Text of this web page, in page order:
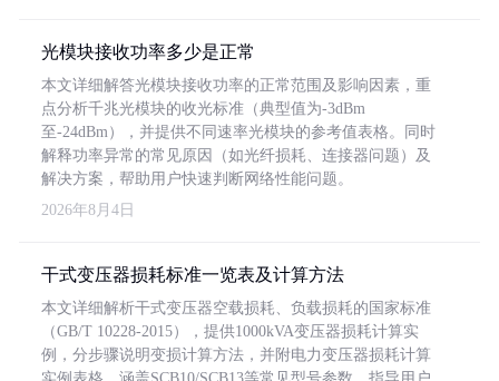
光模块接收功率多少是正常
本文详细解答光模块接收功率的正常范围及影响因素，重
点分析千兆光模块的收光标准（典型值为-3dBm
至-24dBm），并提供不同速率光模块的参考值表格。同时
解释功率异常的常见原因（如光纤损耗、连接器问题）及
解决方案，帮助用户快速判断网络性能问题。
2026年8月4日
干式变压器损耗标准一览表及计算方法
本文详细解析干式变压器空载损耗、负载损耗的国家标准
（GB/T 10228-2015），提供1000kVA变压器损耗计算实
例，分步骤说明变损计算方法，并附电力变压器损耗计算